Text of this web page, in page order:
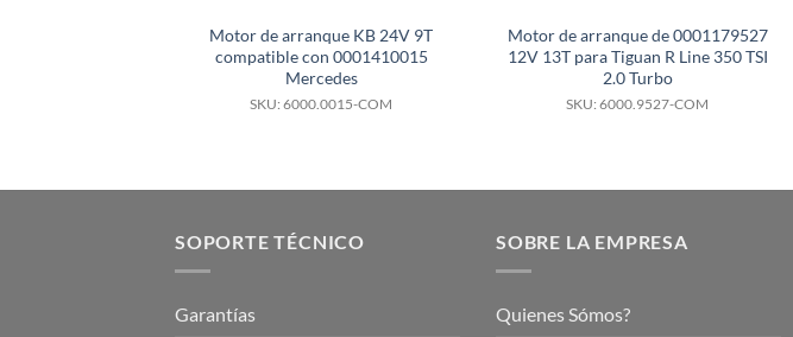
Motor de arranque KB 24V 9T
compatible con 0001410015
Mercedes
SKU: 6000.0015-COM
Motor de arranque de 0001179527
12V 13T para Tiguan R Line 350 TSI
2.0 Turbo
SKU: 6000.9527-COM
SOPORTE TÉCNICO
Garantías
SOBRE LA EMPRESA
Quienes Sómos?